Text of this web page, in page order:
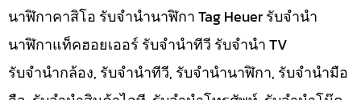
นาฬิกาคาสิโอ รับจำนำนาฬิกา Tag Heuer รับจำนำ
นาฬิกาแท็คฮอยเออร์ รับจำนำทีวี รับจำนำ TV
รับจำนำกล้อง, รับจำนำทีวี, รับจำนำนาฬิกา, รับจำนำมือ